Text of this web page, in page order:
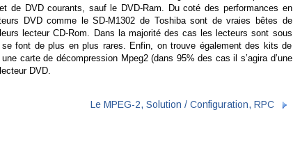
de DVD courants, sauf le DVD-Ram. Du coté des performances en
DVD comme le SD-M1302 de Toshiba sont de vraies bêtes de
lecteur CD-Rom. Dans la majorité des cas les lecteurs sont sous
font de plus en plus rares. Enfin, on trouve également des kits de
carte de décompression Mpeg2 (dans 95% des cas il s’agira d’une
DVD.
Le MPEG-2, Solution / Configuration, RPC